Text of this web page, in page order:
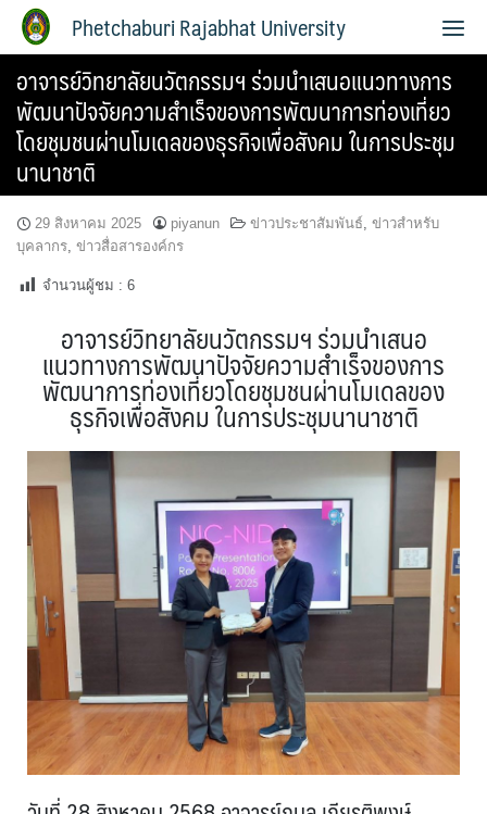
Phetchaburi Rajabhat University
อาจารย์วิทยาลัยนวัตกรรมฯ ร่วมนำเสนอแนวทางการ
พัฒนาปัจจัยความสำเร็จของการพัฒนาการท่องเที่ยว
โดยชุมชนผ่านโมเดลของธุรกิจเพื่อสังคม ในการประชุม
นานาชาติ
29 สิงหาคม 2025 piyanun ข่าวประชาสัมพันธ์, ข่าวสำหรับ
บุคลากร, ข่าวสื่อสารองค์กร
จำนวนผู้ชม : 6
อาจารย์วิทยาลัยนวัตกรรมฯ ร่วมนำเสนอ
แนวทางการพัฒนาปัจจัยความสำเร็จของการ
พัฒนาการท่องเที่ยวโดยชุมชนผ่านโมเดลของ
ธุรกิจเพื่อสังคม ในการประชุมนานาชาติ